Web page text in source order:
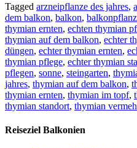
Tagged arzneipflanze des jahres,
dem balkon, balkon,
thymian ernten, echten thymian
thymian auf dem balkon, echter
düngen, echter thymian ernten,
thymian pflege, echter thymian
pflegen, sonne, steingarten,
jahres, thymian auf dem balkon,
thymian ernten, thymian im topf,
thymian standort, thymian
Reiseziel Balkonien